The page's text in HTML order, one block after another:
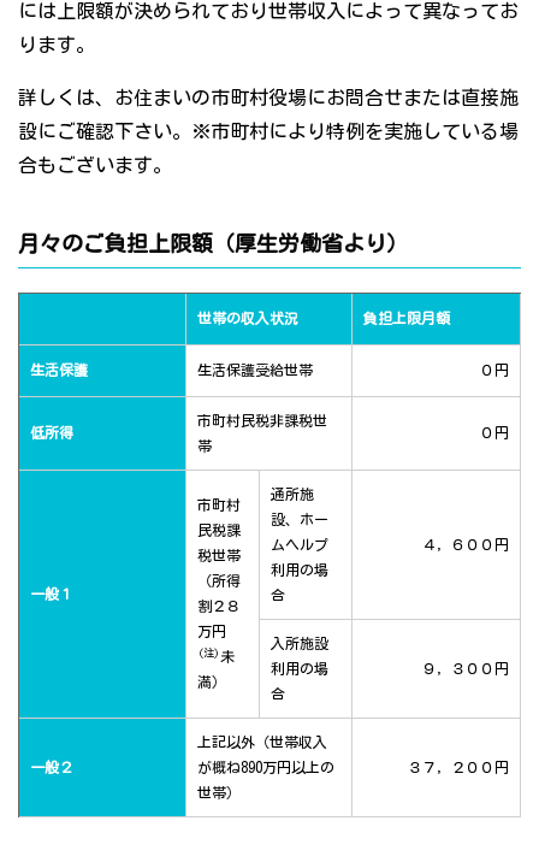
には上限額が決められており世帯収入によって異なってお
ります。
詳しくは、お住まいの市町村役場にお問合せまたは直接施
設にご確認下さい。※市町村により特例を実施している場
合もございます。
月々のご負担上限額（厚生労働省より）
世帯の収入状況 負担上限月額
生活保護 生活保護受給世帯 ０円
低所得
市町村民税非課税世
帯
０円
一般１
市町村
民税課
税世帯
（所得
割２８
万円
(注) 未
満）
通所施
設、ホー
ムヘルプ
利用の場
合
４，６００円
入所施設
利用の場
合
９，３００円
一般２
上記以外（世帯収入
が概ね890万円以上の
世帯）
３７，２００円